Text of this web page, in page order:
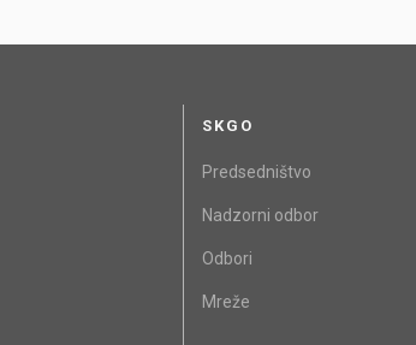
SKGO
Predsedništvo
Nadzorni odbor
Odbori
Mreže